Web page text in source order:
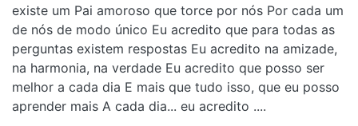
existe um Pai amoroso que torce por nós Por cada um
de nós de modo único Eu acredito que para todas as
perguntas existem respostas Eu acredito na amizade,
na harmonia, na verdade Eu acredito que posso ser
melhor a cada dia E mais que tudo isso, que eu posso
aprender mais A cada dia... eu acredito ....